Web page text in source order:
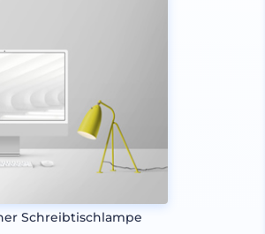
Schreibtischlampe